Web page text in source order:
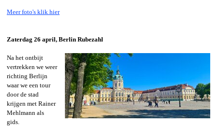
Meer foto's klik hier
Zaterdag 26 april, Berlin Rubezahl
Na het ontbijt
vertrekken we weer
richting Berlijn
waar we een tour
door de stad
krijgen met Rainer
Mehlmann als
gids.